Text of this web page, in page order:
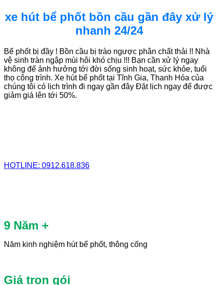
xe hút bể phốt bồn cầu gần đây xử lý
nhanh 24/24
Bể phốt bị đầy ! Bồn cầu bị trào ngược phân chất thải !! Nhà
vệ sinh tràn ngập mùi hôi khó chịu !!! Bạn cần xử lý ngay
không để ảnh hưởng tới đời sống sinh hoạt, sức khỏe, tuổi
thọ công trình. Xe hút bể phốt tại Tĩnh Gia, Thanh Hóa của
chúng tôi có lịch trình đi ngay gần đây Đặt lịch ngay để được
giảm giá lên tới 50%.
HOTLINE: 0912.618.836
9 Năm +
Năm kinh nghiệm hút bể phốt, thông cống
Giá trọn gói